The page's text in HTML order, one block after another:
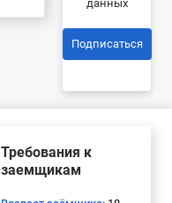
данных
Подписаться
Требования к
заемщикам